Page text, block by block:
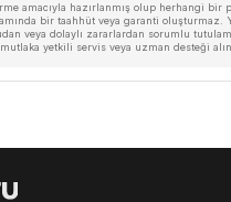
amacıyla hazırlanmış olup herhangi
bir taahhüt veya garanti
veya dolaylı zararlardan sorumlu
yetkili servis veya uzman desteği